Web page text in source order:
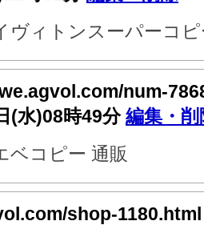
ヴィトンスーパーコ
num-
(水)08時49分編集・削
ベコピー 通販
shop-